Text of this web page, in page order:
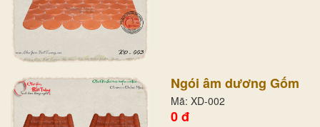
Ngói âm dương Gốm
Mã: XD-002
0 đ